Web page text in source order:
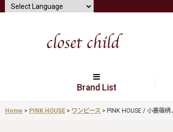
Brand List
Home > PINK HOUSE > ワンピース > PINK HOUSE / 小薔薇柄